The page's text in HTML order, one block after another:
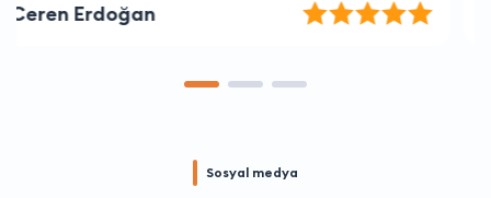
Osman Deniz
Sosyal medya